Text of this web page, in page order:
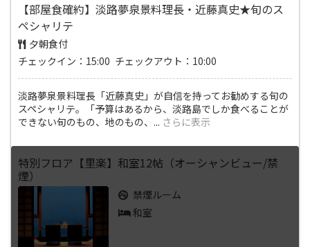
【部屋食確約】淡路夢泉景料理長・近藤真史★旬のス
ペシャリテ
夕朝食付
チェックイン：15:00 チェックアウト：10:00
淡路夢泉景料理長「近藤真史」が自信を持ってお勧めする旬の
スペシャリテ。「予算はあるから、淡路島でしか食べることが
できない旬のもの、地のもの、 ... さらに表示
特別フロア【里楽】和室12帖（オーシャンビュー/禁
煙）
禁煙ルーム
和室